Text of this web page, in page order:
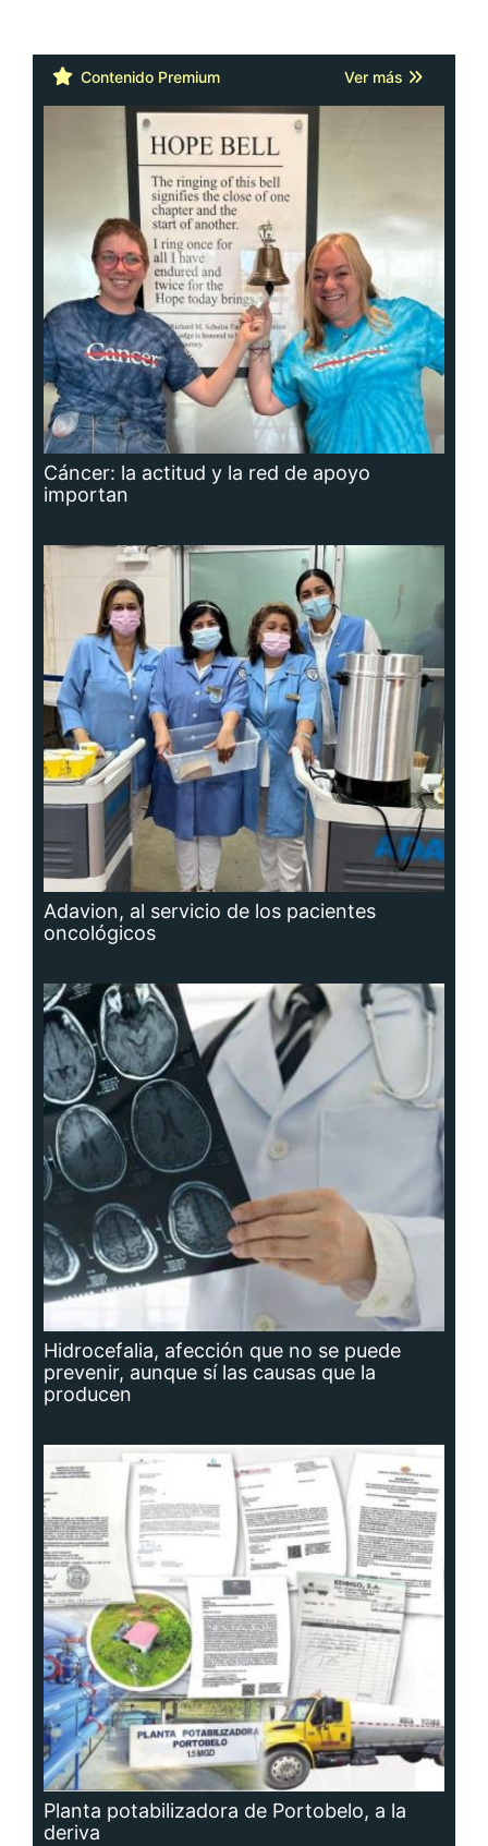
Contenido Premium Ver más
Cáncer: la actitud y la red de apoyo
importan
Adavion, al servicio de los pacientes
oncológicos
Hidrocefalia, afección que no se puede
prevenir, aunque sí las causas que la
producen
Planta potabilizadora de Portobelo, a la
deriva